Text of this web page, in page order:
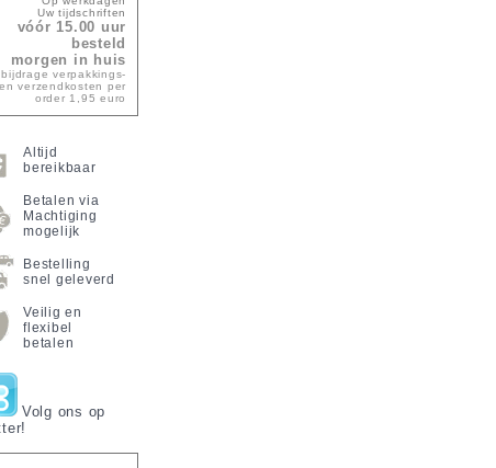
Uw tijdschriften
vóór 15.00 uur
besteld
morgen in huis
bijdrage verpakkings-
en verzendkosten per
order 1,95 euro
Altijd
bereikbaar
Betalen via
Machtiging
mogelijk
Bestelling
snel geleverd
Veilig en
flexibel
betalen
Volg ons op